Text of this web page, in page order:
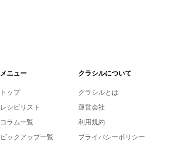
メニュー
トップ
レシピリスト
コラム一覧
ピックアップ一覧
クラシルについて
クラシルとは
運営会社
利用規約
プライバシーポリシー